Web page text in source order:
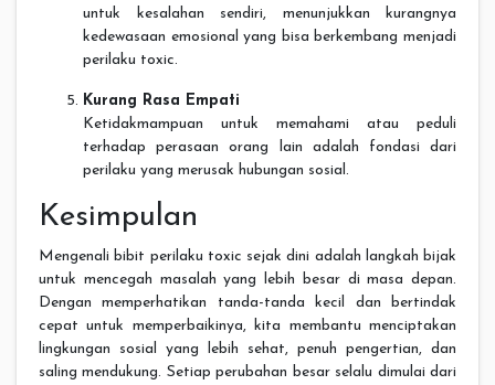
untuk kesalahan sendiri, menunjukkan kurangnya
kedewasaan emosional yang bisa berkembang menjadi
perilaku toxic.
Kurang Rasa Empati
Ketidakmampuan untuk memahami atau peduli
terhadap perasaan orang lain adalah fondasi dari
perilaku yang merusak hubungan sosial.
Kesimpulan
Mengenali bibit perilaku toxic sejak dini adalah langkah bijak
untuk mencegah masalah yang lebih besar di masa depan.
Dengan memperhatikan tanda-tanda kecil dan bertindak
cepat untuk memperbaikinya, kita membantu menciptakan
lingkungan sosial yang lebih sehat, penuh pengertian, dan
saling mendukung. Setiap perubahan besar selalu dimulai dari